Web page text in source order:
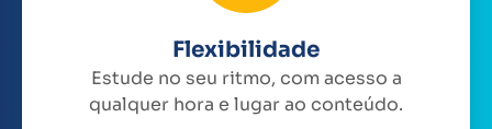
Flexibilidade
Estude no seu ritmo, com acesso a
qualquer hora e lugar ao conteúdo.